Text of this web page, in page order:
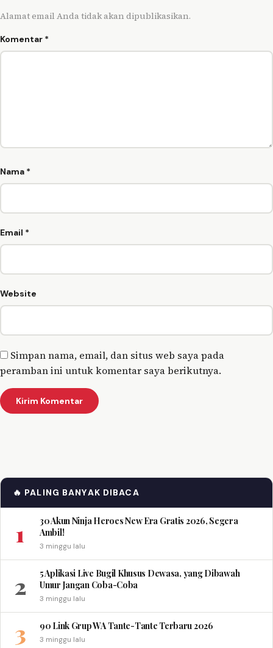
Alamat email Anda tidak akan dipublikasikan.
Komentar *
Nama *
Email *
Website
Simpan nama, email, dan situs web saya pada
peramban ini untuk komentar saya berikutnya.
🔥 PALING BANYAK DIBACA
1
30 Akun Ninja Heroes New Era Gratis 2026, Segera
Ambil!
3 minggu lalu
2
5 Aplikasi Live Bugil Khusus Dewasa, yang Dibawah
Umur Jangan Coba-Coba
3 minggu lalu
3 90 Link Grup WA Tante-Tante Terbaru 2026
3 minggu lalu